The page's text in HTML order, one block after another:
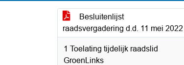
Besluitenlijst
raadsvergadering d.d. 11 mei 2022
1 Toelating tijdelijk raadslid
GroenLinks